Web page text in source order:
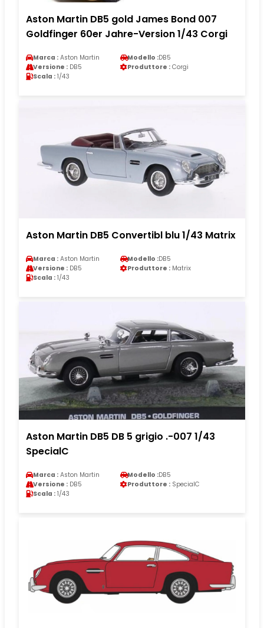
Aston Martin DB5 gold James Bond 007
Goldfinger 60er Jahre-Version 1/43 Corgi
Marca : Aston Martin Modello :DB5
Versione : DB5 Produttore : Corgi
Scala : 1/43
Aston Martin DB5 Convertibl blu 1/43 Matrix
Marca : Aston Martin Modello :DB5
Versione : DB5 Produttore : Matrix
Scala : 1/43
Aston Martin DB5 DB 5 grigio .-007 1/43
SpecialC
Marca : Aston Martin Modello :DB5
Versione : DB5 Produttore : SpecialC
Scala : 1/43